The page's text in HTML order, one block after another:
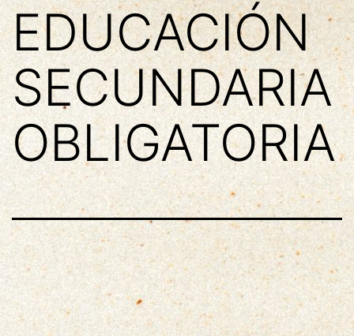
EDUCACIÓN
SECUNDARIA
OBLIGATORIA